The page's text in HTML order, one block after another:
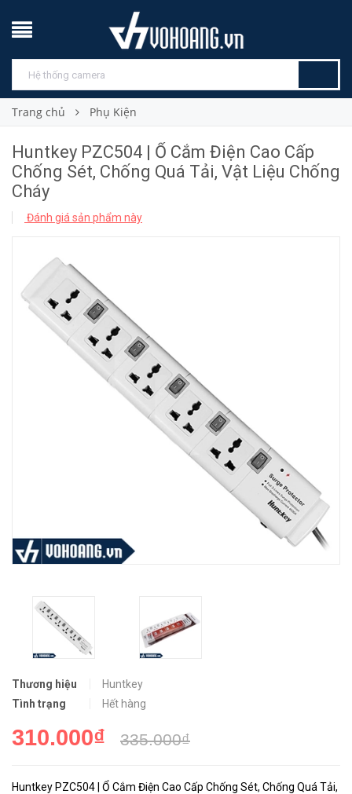
Trang chủ Phụ Kiện
Huntkey PZC504 | Ổ Cắm Điện Cao Cấp
Chống Sét, Chống Quá Tải, Vật Liệu Chống
Cháy
Đánh giá sản phẩm này
Thương hiệu
Huntkey
Tình trạng
Hết hàng
310.000₫ 335.000₫
Huntkey PZC504 | Ổ Cắm Điện Cao Cấp Chống Sét, Chống Quá Tải,